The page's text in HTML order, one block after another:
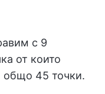
с 9
от които
общо 45 точки.